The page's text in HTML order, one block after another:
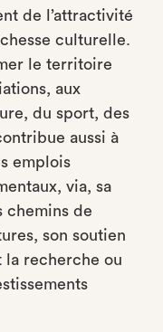
de l’attractivité
culturelle.
le territoire
aux
du sport, des
aussi à
emplois
via, sa
chemins de
son soutien
la recherche ou